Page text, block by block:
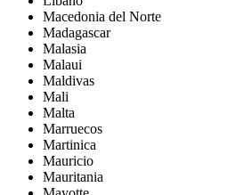
Macedonia del Norte
Madagascar
Malasia
Malaui
Maldivas
Mali
Malta
Marruecos
Martinica
Mauricio
Mauritania